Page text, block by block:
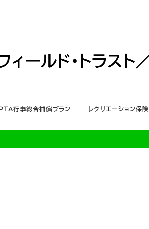
ＴＡ行事総合補償プラン レクリエーション保険